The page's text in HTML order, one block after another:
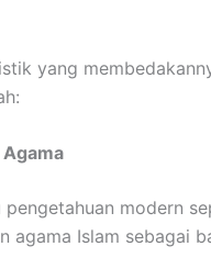
yang
pengetahuan modern
agama Islam sebagai